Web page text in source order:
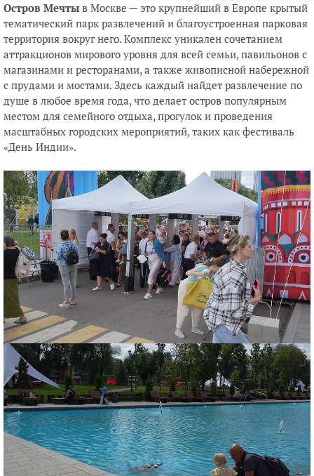
Остров Мечты в Москве — это крупнейший в Европе крытый
тематический парк развлечений и благоустроенная парковая
территория вокруг него. Комплекс уникален сочетанием
аттракционов мирового уровня для всей семьи, павильонов с
магазинами и ресторанами, а также живописной набережной
с прудами и мостами. Здесь каждый найдет развлечение по
душе в любое время года, что делает остров популярным
местом для семейного отдыха, прогулок и проведения
масштабных городских мероприятий, таких как фестиваль
«День Индии».